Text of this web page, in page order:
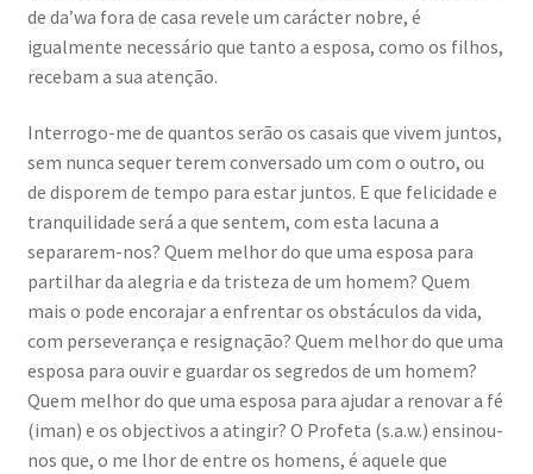
de da’wa fora de casa revele um carácter nobre, é
igualmente necessário que tanto a esposa, como os filhos,
recebam a sua atenção.
Interrogo-me de quantos serão os casais que vivem juntos,
sem nunca sequer terem conversado um com o outro, ou
de disporem de tempo para estar juntos. E que felicidade e
tranquilidade será a que sentem, com esta lacuna a
separarem-nos? Quem melhor do que uma esposa para
partilhar da alegria e da tristeza de um homem? Quem
mais o pode encorajar a enfrentar os obstáculos da vida,
com perseverança e resignação? Quem melhor do que uma
esposa para ouvir e guardar os segredos de um homem?
Quem melhor do que uma esposa para ajudar a renovar a fé
(iman) e os objectivos a atingir? O Profeta (s.a.w.) ensinou-
nos que, o me lhor de entre os homens, é aquele que